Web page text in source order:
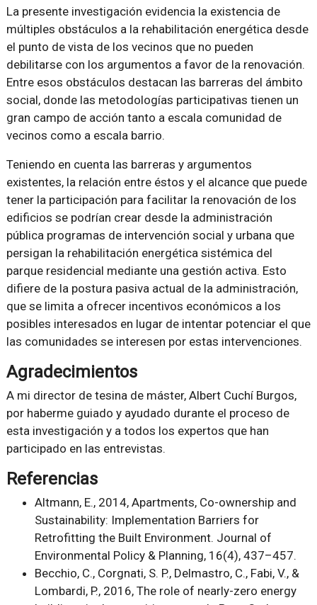
La presente investigación evidencia la existencia de
múltiples obstáculos a la rehabilitación energética desde
el punto de vista de los vecinos que no pueden
debilitarse con los argumentos a favor de la renovación.
Entre esos obstáculos destacan las barreras del ámbito
social, donde las metodologías participativas tienen un
gran campo de acción tanto a escala comunidad de
vecinos como a escala barrio.
Teniendo en cuenta las barreras y argumentos
existentes, la relación entre éstos y el alcance que puede
tener la participación para facilitar la renovación de los
edificios se podrían crear desde la administración
pública programas de intervención social y urbana que
persigan la rehabilitación energética sistémica del
parque residencial mediante una gestión activa. Esto
difiere de la postura pasiva actual de la administración,
que se limita a ofrecer incentivos económicos a los
posibles interesados en lugar de intentar potenciar el que
las comunidades se interesen por estas intervenciones.
Agradecimientos
A mi director de tesina de máster, Albert Cuchí Burgos,
por haberme guiado y ayudado durante el proceso de
esta investigación y a todos los expertos que han
participado en las entrevistas.
Referencias
Altmann, E., 2014, Apartments, Co-ownership and
Sustainability: Implementation Barriers for
Retrofitting the Built Environment. Journal of
Environmental Policy & Planning, 16(4), 437–457.
Becchio, C., Corgnati, S. P., Delmastro, C., Fabi, V., &
Lombardi, P., 2016, The role of nearly-zero energy